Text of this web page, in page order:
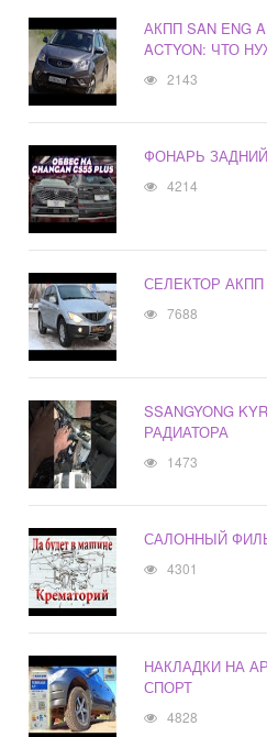
АКПП SAN ENG
ACTYON: ЧТО
2143
ФОНАРЬ ЗАДНИЙ
4214
СЕЛЕКТОР АКПП
7688
SSANGYONG
РАДИАТОРА
1473
САЛОННЫЙ
4301
НАКЛАДКИ НА
СПОРТ
4828